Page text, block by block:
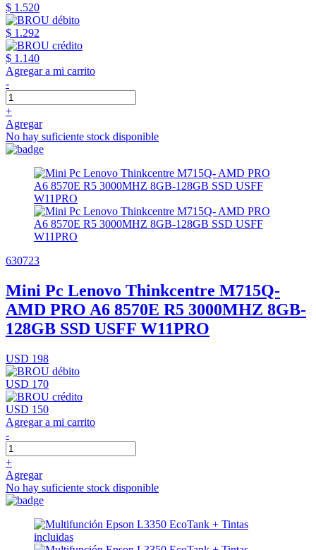
$ 1.520
$ 1.292
$ 1.140
Agregar a mi carrito
-
+
Agregar
No hay suficiente stock disponible
630723
Mini Pc Lenovo Thinkcentre M715Q-
AMD PRO A6 8570E R5 3000MHZ 8GB-
128GB SSD USFF W11PRO
USD 198
USD 170
USD 150
Agregar a mi carrito
-
+
Agregar
No hay suficiente stock disponible